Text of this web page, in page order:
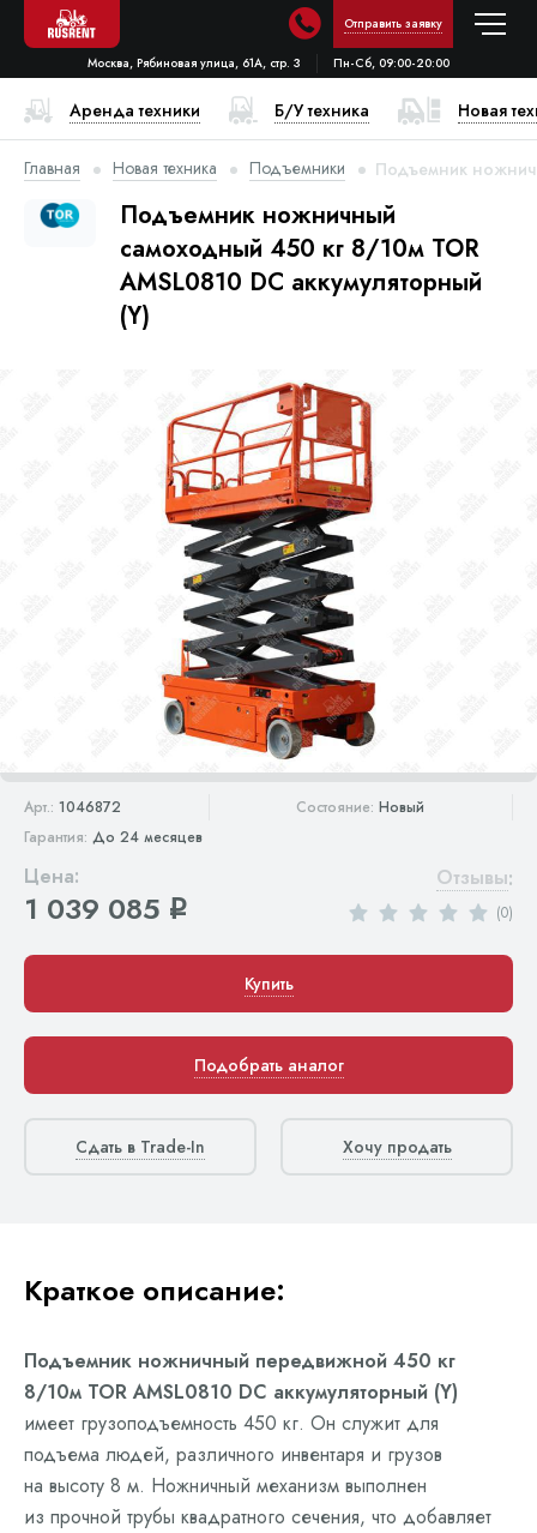
Отправить заявку
Москва, Рябиновая улица, 61А, стр. 3 Пн-Сб, 09:00-20:00
Аренда техники Б/У техника Новая
Главная Новая техника Подъемники Подъемник
Подъемник ножничный
самоходный 450 кг 8/10м TOR
AMSL0810 DC аккумуляторный
(Y)
Арт.: 1046872 Состояние:Новый
Гарантия: До 24 месяцев
Цена:
1 039 085 q
Отзывы:
(0)
Купить
Подобрать аналог
Сдать в Trade-In Хочу продать
Краткое описание:
Подъемник ножничный передвижной 450 кг
8/10м TOR AMSL0810 DC аккумуляторный (Y)
имеет грузоподъемность 450 кг. Он служит для
подъема людей, различного инвентаря и грузов
на высоту 8 м. Ножничный механизм выполнен
из прочной трубы квадратного сечения, что добавляет